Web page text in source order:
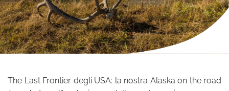
The Last Frontier degli USA: la nostra Alaska on the road